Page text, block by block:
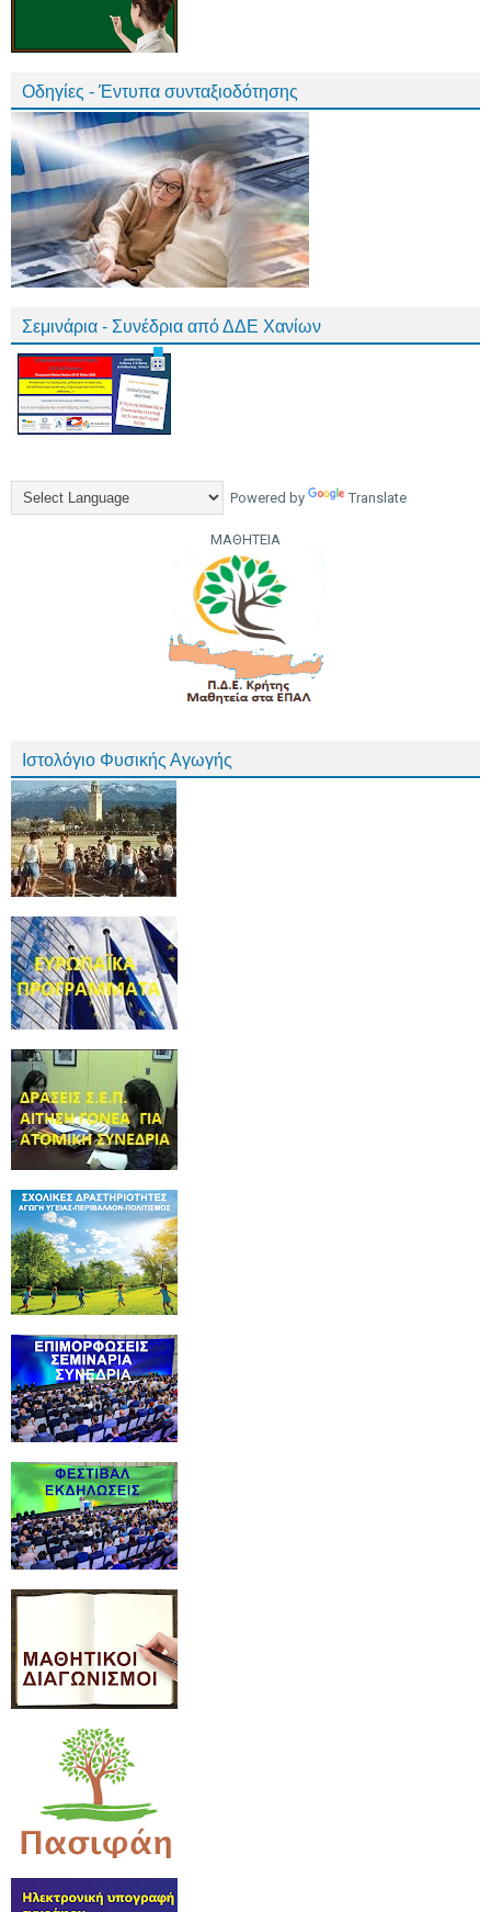
Οδηγίες - Έντυπα συνταξιοδότησης
Σεμινάρια - Συνέδρια από ΔΔΕ Χανίων
Powered by Translate
ΜΑΘΗΤΕΙΑ
Ιστολόγιο Φυσικής Αγωγής